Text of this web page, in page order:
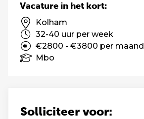
Solliciteer voor:
Vacature in het kort:
Kolham
32-40 uur per week
€2800 - €3800 per maand
Mbo